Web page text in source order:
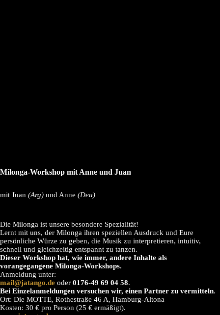
Milonga-Workshop mit Anne und Juan
mit Juan (Arg) und Anne (Deu)
Die Milonga ist unsere besondere Spezialität!
Lernt mit uns, der Milonga ihren speziellen Ausdruck und Eure
persönliche Würze zu geben, die Musik zu interpretieren, intuitiv,
schnell und gleichzeitig entspannt zu tanzen.
Dieser Workshop hat, wie immer, andere Inhalte als
vorangegangene Milonga-Workshops.
Anmeldung unter:
mail@jatango.de oder 0176-49 69 04 58.
Bei Einzelanmeldungen versuchen wir, einen Partner zu vermitteln.
Ort: Die MOTTE, Rothestraße 46 A, Hamburg-Altona
Kosten: 30 € pro Person (25 € ermäßigt).